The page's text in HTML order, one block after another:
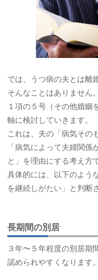
では、うつ病の夫とは離
そんなことはありません
１項の５号（その他婚姻
軸に検討していきます。
これは、夫の「病気その
「病気によって夫婦関係
と」を理由にする考え方
具体的には、以下のよう
を継続しがたい」と判断
長期間の別居
３年〜５年程度の別居期
認められやすくなります。